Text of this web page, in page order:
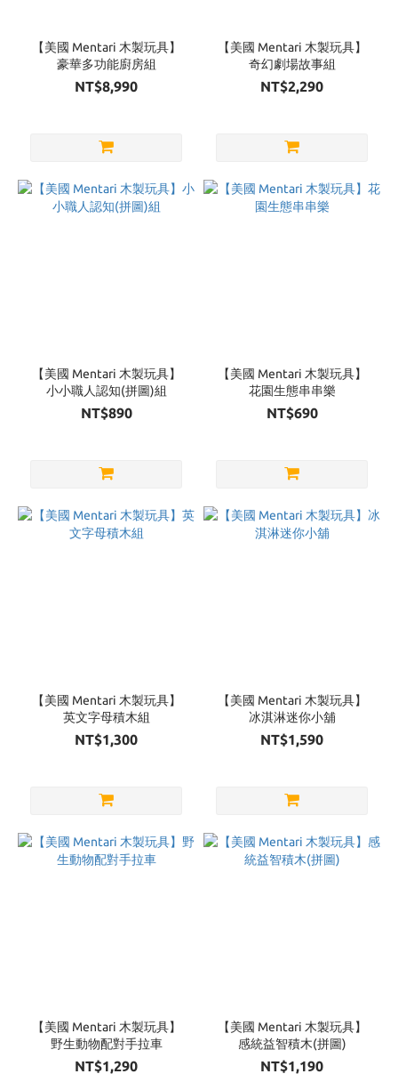
【美國 Mentari 木製玩具】
豪華多功能廚房組
NT$8,990
【美國 Mentari 木製玩具】
奇幻劇場故事組
NT$2,290
【美國 Mentari 木製玩具】
小小職人認知(拼圖)組
NT$890
【美國 Mentari 木製玩具】
花園生態串串樂
NT$690
【美國 Mentari 木製玩具】
英文字母積木組
NT$1,300
【美國 Mentari 木製玩具】
冰淇淋迷你小舖
NT$1,590
【美國 Mentari 木製玩具】
野生動物配對手拉車
NT$1,290
【美國 Mentari 木製玩具】
感統益智積木(拼圖)
NT$1,190